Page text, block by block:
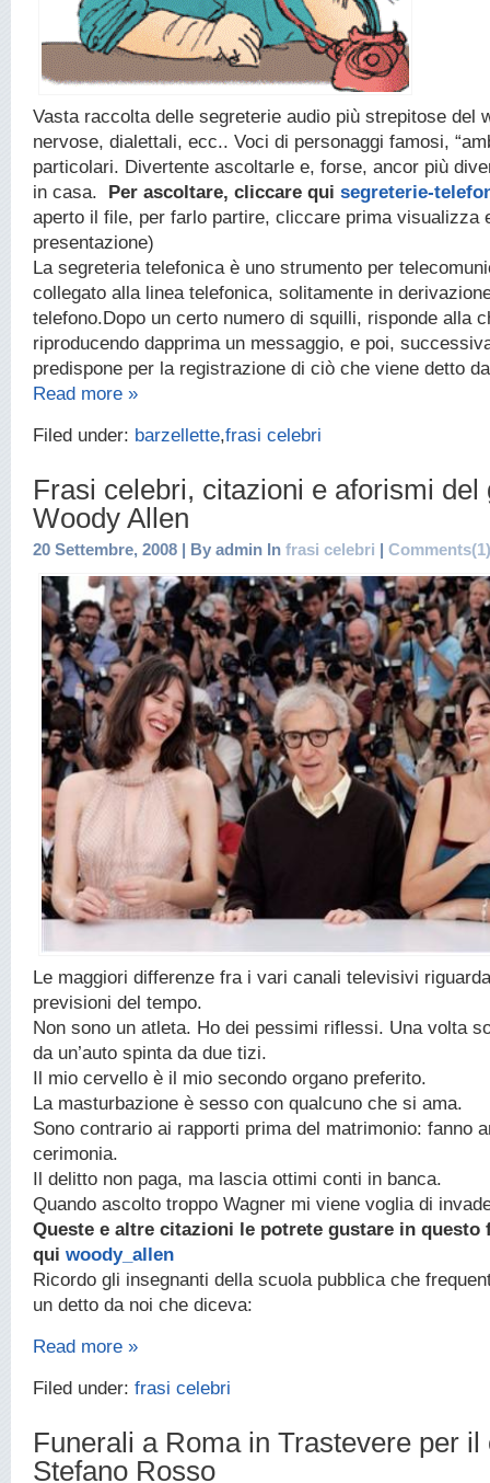
Vasta raccolta delle segreterie audio più strepitose del
nervose, dialettali, ecc.. Voci di personaggi famosi,
particolari. Divertente ascoltarle e, forse, ancor più
in casa. Per ascoltare, cliccare qui segreterie-
aperto il file, per farlo partire, cliccare prima visualizza
presentazione)
La segreteria telefonica è uno strumento per
collegato alla linea telefonica, solitamente in
telefono.Dopo un certo numero di squilli, risponde alla
riproducendo dapprima un messaggio, e poi,
predispone per la registrazione di ciò che viene detto
Read more »
Filed under: barzellette,frasi celebri
Frasi celebri, citazioni e aforismi del
Woody Allen
20 Settembre, 2008 | By admin In frasi celebri | Comments(1)
Le maggiori differenze fra i vari canali televisivi
previsioni del tempo.
Non sono un atleta. Ho dei pessimi riflessi. Una volta
da un’auto spinta da due tizi.
Il mio cervello è il mio secondo organo preferito.
La masturbazione è sesso con qualcuno che si ama.
Sono contrario ai rapporti prima del matrimonio: fanno
cerimonia.
Il delitto non paga, ma lascia ottimi conti in banca.
Quando ascolto troppo Wagner mi viene voglia di
Queste e altre citazioni le potrete gustare in questo
qui woody_allen
Ricordo gli insegnanti della scuola pubblica che
un detto da noi che diceva:
Read more »
Filed under: frasi celebri
Funerali a Roma in Trastevere per il
Stefano Rosso